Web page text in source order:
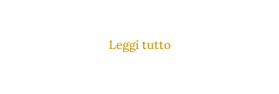
Leggi tutto